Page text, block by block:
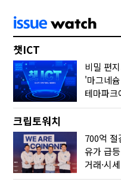
챗ICT
비밀 편
크립토워치
유가 급
거래·시